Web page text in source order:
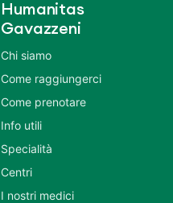
Humanitas
Gavazzeni
Chi siamo
Come raggiungerci
Come prenotare
Info utili
Specialità
Centri
I nostri medici